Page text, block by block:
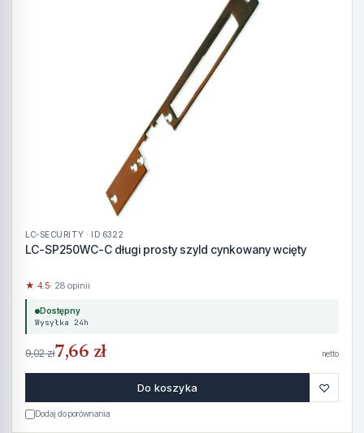
LC-SECURITY · ID 6322
LC-SP250WC-C długi prosty szyld cynkowany wcięty
★ 4.5· 28 opinii
Dostępny
Wysyłka 24h
9,02 zł7,66 zł netto
Do koszyka ♡
Dodaj do porównania